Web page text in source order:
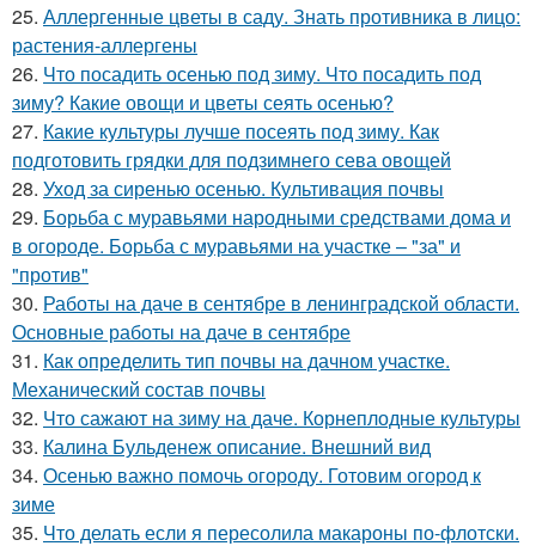
25. Аллергенные цветы в саду. Знать противника в лицо:
растения-аллергены
26. Что посадить осенью под зиму. Что посадить под
зиму? Какие овощи и цветы сеять осенью?
27. Какие культуры лучше посеять под зиму. Как
подготовить грядки для подзимнего сева овощей
28. Уход за сиренью осенью. Культивация почвы
29. Борьба с муравьями народными средствами дома и
в огороде. Борьба с муравьями на участке – "за" и
"против"
30. Работы на даче в сентябре в ленинградской области.
Основные работы на даче в сентябре
31. Как определить тип почвы на дачном участке.
Механический состав почвы
32. Что сажают на зиму на даче. Корнеплодные культуры
33. Калина Бульденеж описание. Внешний вид
34. Осенью важно помочь огороду. Готовим огород к
зиме
35. Что делать если я пересолила макароны по-флотски.